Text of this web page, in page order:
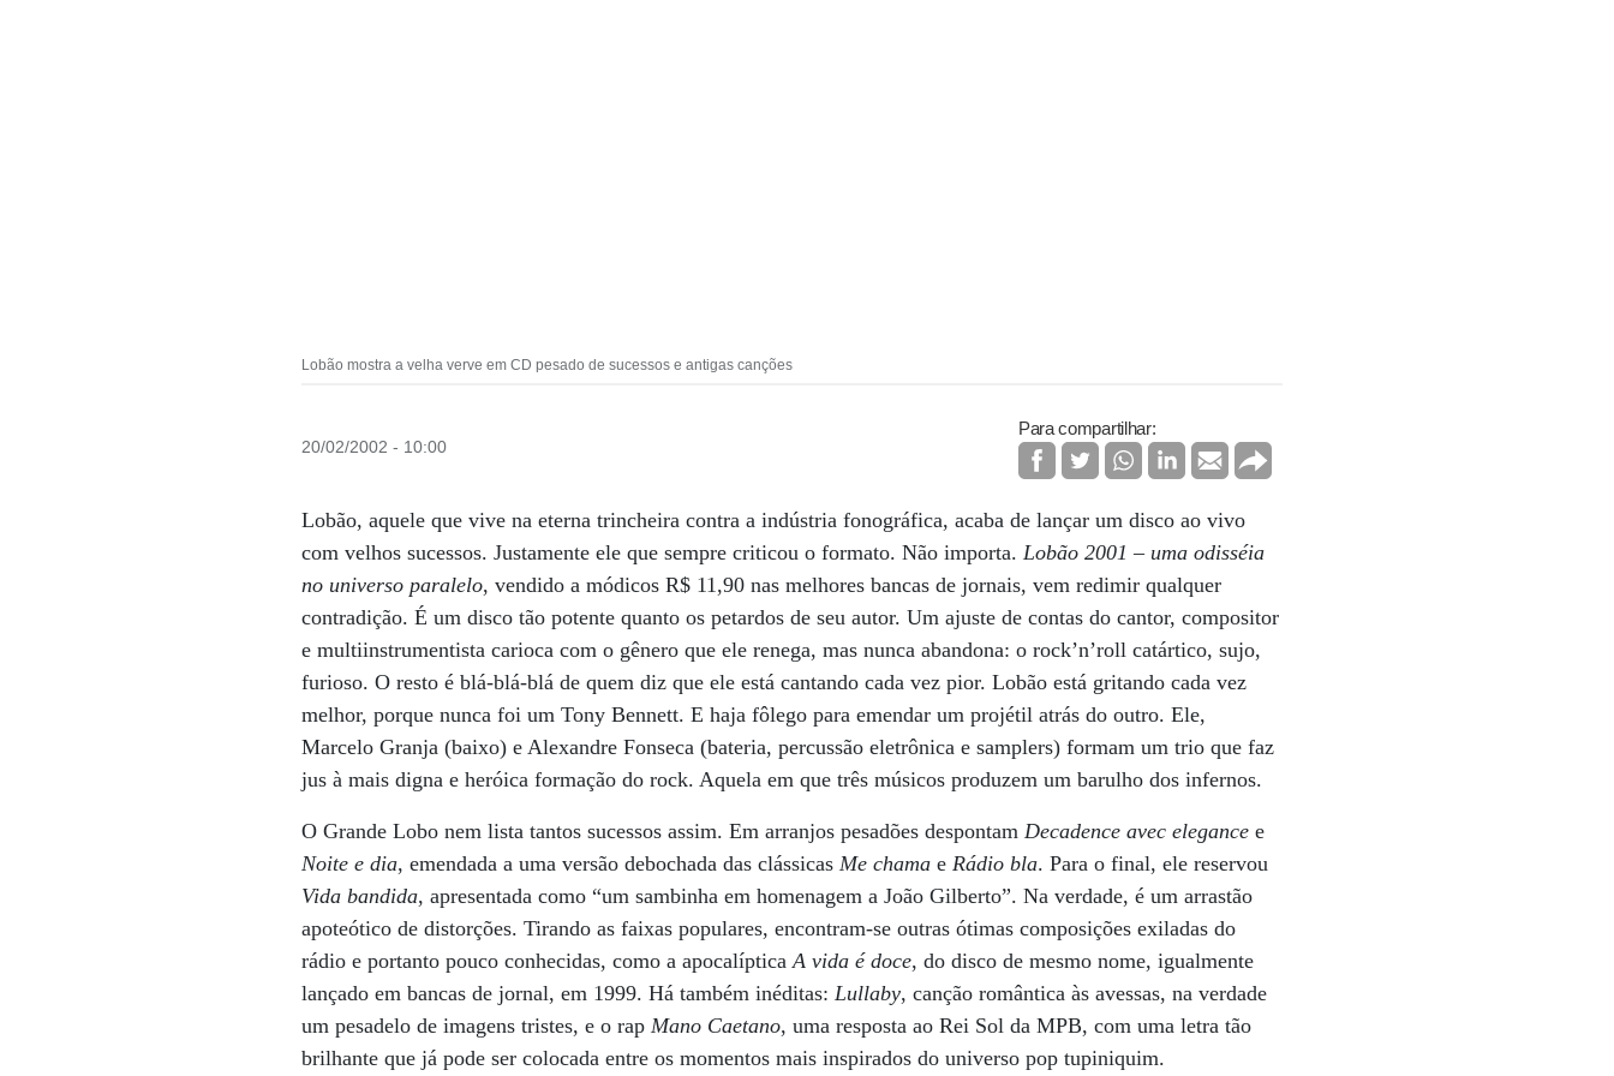
Lobão mostra a velha verve em CD pesado de sucessos e antigas canções
20/02/2002 - 10:00
Para compartilhar:
Lobão, aquele que vive na eterna trincheira contra a indústria fonográfica, acaba de lançar um disco ao vivo
com velhos sucessos. Justamente ele que sempre criticou o formato. Não importa.Lobão 2001 – uma odisséia
no universo paralelo, vendido a módicos R$ 11,90 nas melhores bancas de jornais, vem redimir qualquer
contradição. É um disco tão potente quanto os petardos de seu autor. Um ajuste de contas do cantor, compositor
e multiinstrumentista carioca com o gênero que ele renega, mas nunca abandona: o rock’n’roll catártico, sujo,
furioso. O resto é blá-blá-blá de quem diz que ele está cantando cada vez pior. Lobão está gritando cada vez
melhor, porque nunca foi um Tony Bennett. E haja fôlego para emendar um projétil atrás do outro. Ele,
Marcelo Granja (baixo) e Alexandre Fonseca (bateria, percussão eletrônica e samplers) formam um trio que faz
jus à mais digna e heróica formação do rock. Aquela em que três músicos produzem um barulho dos infernos.
O Grande Lobo nem lista tantos sucessos assim. Em arranjos pesadões despontamDecadence avec elegance e
Noite e dia, emendada a uma versão debochada das clássicasMe chama eRádio bla. Para o final, ele reservou
Vida bandida, apresentada como “um sambinha em homenagem a João Gilberto”. Na verdade, é um arrastão
apoteótico de distorções. Tirando as faixas populares, encontram-se outras ótimas composições exiladas do
rádio e portanto pouco conhecidas, como a apocalípticaA vida é doce, do disco de mesmo nome, igualmente
lançado em bancas de jornal, em 1999. Há também inéditas:Lullaby, canção romântica às avessas, na verdade
um pesadelo de imagens tristes, e o rapMano Caetano, uma resposta ao Rei Sol da MPB, com uma letra tão
brilhante que já pode ser colocada entre os momentos mais inspirados do universo pop tupiniquim.